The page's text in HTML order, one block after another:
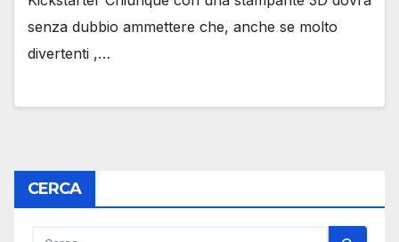
senza dubbio ammettere che, anche se molto
divertenti ,…
CERCA